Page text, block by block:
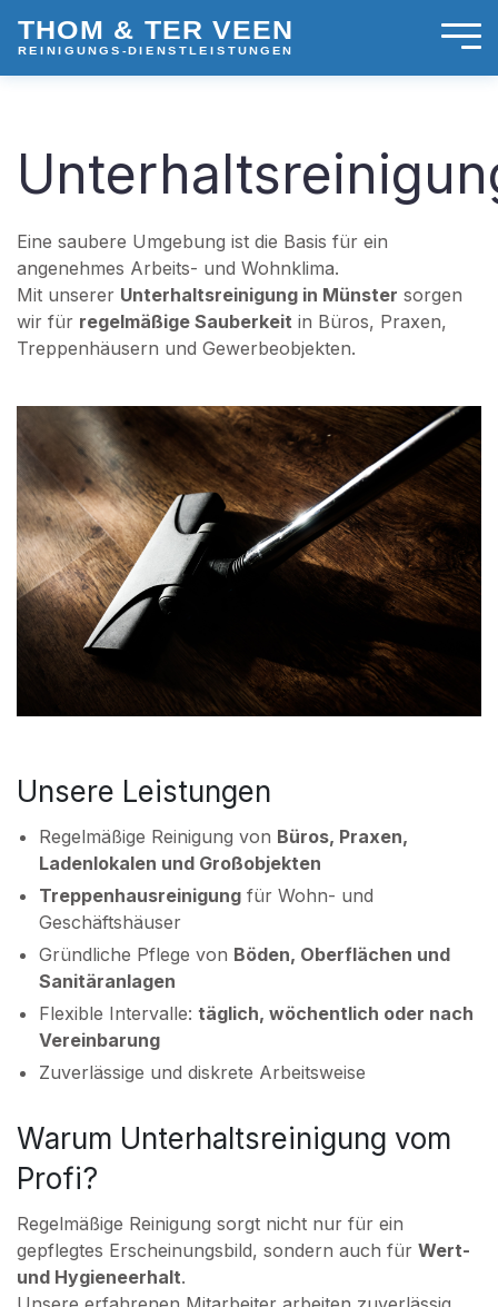
Eine saubere Umgebung ist die Basis für ein
angenehmes Arbeits- und Wohnklima.
Mit unserer Unterhaltsreinigung in Münster sorgen
wir für regelmäßige Sauberkeit in Büros, Praxen,
Treppenhäusern und Gewerbeobjekten.
Unsere Leistungen
Regelmäßige Reinigung von Büros, Praxen,
Ladenlokalen und Großobjekten
Treppenhausreinigung für Wohn- und
Geschäftshäuser
Gründliche Pflege von Böden, Oberflächen und
Sanitäranlagen
Flexible Intervalle: täglich, wöchentlich oder nach
Vereinbarung
Zuverlässige und diskrete Arbeitsweise
Warum Unterhaltsreinigung vom
Profi?
Regelmäßige Reinigung sorgt nicht nur für ein
gepflegtes Erscheinungsbild, sondern auch für Wert-
und Hygieneerhalt.